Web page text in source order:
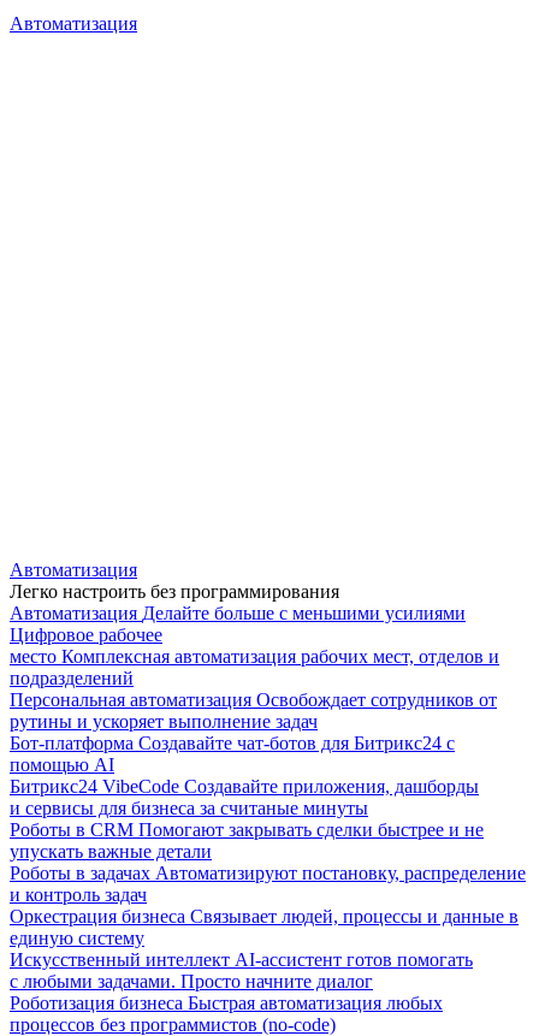
Автоматизация
Автоматизация
Легко настроить без программирования
Автоматизация Делайте больше с меньшими усилиями
Цифровое рабочее
место Комплексная автоматизация рабочих мест, отделов и
подразделений
Персональная автоматизация Освобождает сотрудников от
рутины и ускоряет выполнение задач
Бот-платформа Создавайте чат-ботов для Битрикс24 с
помощью AI
Битрикс24 VibeCode Создавайте приложения, дашборды
и сервисы для бизнеса за считаные минуты
Роботы в CRM Помогают закрывать сделки быстрее и не
упускать важные детали
Роботы в задачах Автоматизируют постановку, распределение
и контроль задач
Оркестрация бизнеса Связывает людей, процессы и данные в
единую систему
Искусственный интеллект AI-ассистент готов помогать
с любыми задачами. Просто начните диалог
Роботизация бизнеса Быстрая автоматизация любых
процессов без программистов (no-code)